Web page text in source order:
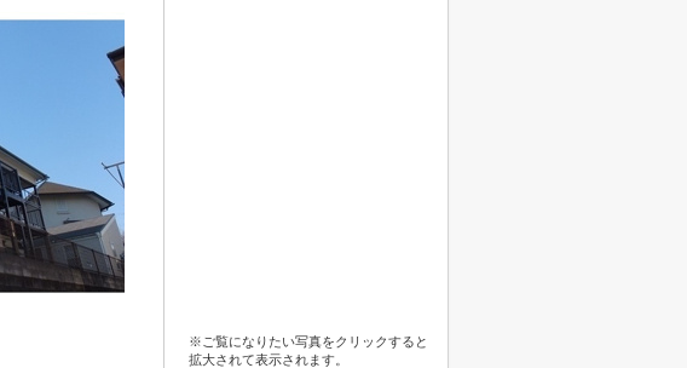
※ご覧になりたい写真をクリックすると
拡大されて表示されます。